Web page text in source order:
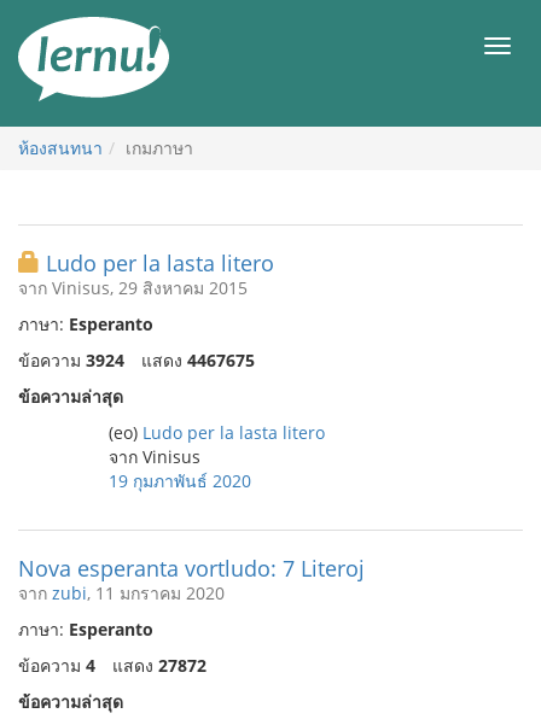
สารบัญ
เมนู
ห้องสนทนา เกมภาษา
Ludo per la lasta litero
จาก Vinisus, 29 สิงหาคม 2015
ภาษา: Esperanto
ข้อความ 3924 แสดง 4467675
ข้อความล่าสุด
(eo) Ludo per la lasta litero
จาก Vinisus
19 กุมภาพันธ์ 2020
Nova esperanta vortludo: 7 Literoj
จาก zubi, 11 มกราคม 2020
ภาษา: Esperanto
ข้อความ 4 แสดง 27872
ข้อความล่าสุด